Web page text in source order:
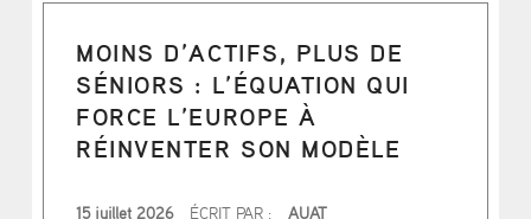
MOINS D’ACTIFS, PLUS DE
SÉNIORS : L’ÉQUATION QUI
FORCE L’EUROPE À
RÉINVENTER SON MODÈLE
15 juillet 2026 ÉCRIT PAR : AUAT